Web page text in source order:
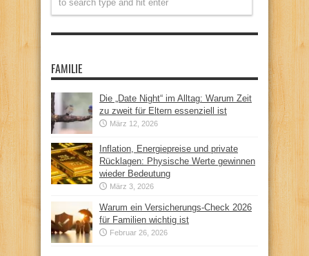
FAMILIE
Die „Date Night“ im Alltag: Warum Zeit
zu zweit für Eltern essenziell ist
März 12, 2026
Inflation, Energiepreise und private
Rücklagen: Physische Werte gewinnen
wieder Bedeutung
März 3, 2026
Warum ein Versicherungs-Check 2026
für Familien wichtig ist
Februar 26, 2026